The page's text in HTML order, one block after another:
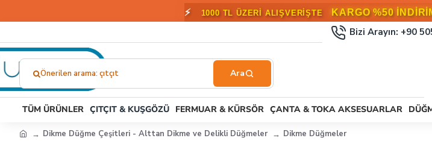
⚡ 1000 TL ÜZERİ ALIŞVERİŞTE KARGO %50
Bizi Arayın: +90
Aramıştınız?...
Önerilen arama: çıtçıt
TÜM ÜRÜNLER ÇITÇIT & KUŞGÖZÜ FERMUAR & KÜRSÖR ÇANTA & TOKA AKSESUARLAR
Dikme Düğme Çeşitleri - Alttan Dikme ve Delikli Düğmeler Dikme Düğmeler